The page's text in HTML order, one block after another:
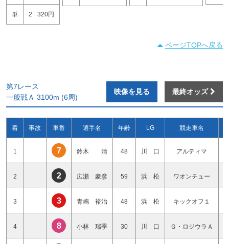
単 2 320円
ページTOPへ戻る
第7レース
一般戦Ａ 3100m (6周)
映像を見る 最終オッズ
着 事故 車番 選手名 年齢 LG 競走車名
1 7 鈴木 清 48 川 口 アルティマ
2 2 広瀬 豪彦 59 浜 松 ワオンチュー
3 3 青嶋 裕治 48 浜 松 キックオフ１
4 8 小林 瑞季 30 川 口 Ｇ・ロジウラＡ